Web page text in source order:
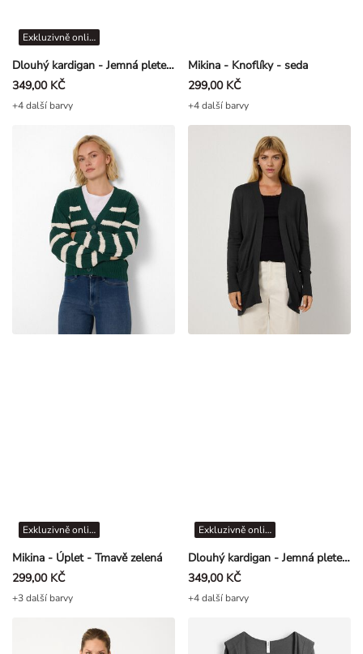
Dlouhý kardigan - Jemná pletenina - Fialková
Exkluzivně online
349,00 KČ
+4 další barvy
Mikina - Knoflíky - seda
299,00 KČ
+4 další barvy
Mikina - Úplet - Tmavě zelená
Exkluzivně online
299,00 KČ
+3 další barvy
Dlouhý kardigan - Jemná pletenina - Černá
Exkluzivně online
349,00 KČ
+4 další barvy